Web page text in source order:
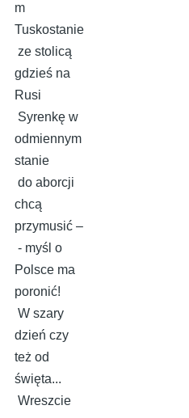
m
Tuskostanie
ze stolicą
gdzieś na
Rusi
Syrenkę w
odmiennym
stanie
do aborcji
chcą
przymusić –
- myśl o
Polsce ma
poronić!
W szary
dzień czy
też od
święta...
Wreszcie